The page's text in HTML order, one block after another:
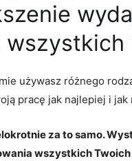
wszystkich
używasz różnego
pracę jak najlepiej i
za to samo.
wszystkich